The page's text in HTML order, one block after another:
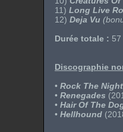
11) Long Live
12) Deja Vu
Durée totale : 57
Discographie
• Rock The Night
• Renegades
• Hair Of The
• Hellhound